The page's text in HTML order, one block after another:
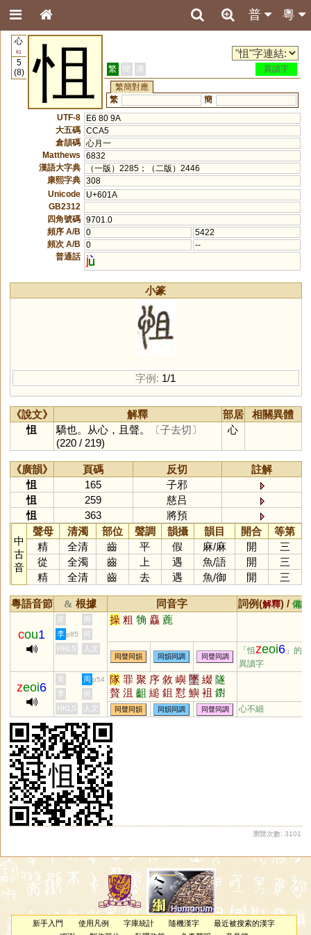
粵
普
心
61
5
(8)
怚 繁 簡 港
異讀字
繁簡對應
繁
簡
UTF-8
E6 80 9A
大五碼 CCA5
倉頡碼 心月一
Matthews
6832
漢語大字典
（一版）2285；（二版）2446
康熙字典 308
Unicode
U+601A
GB2312
四角號碼 9701.0
頻序 A/B
0
5422
頻次 A/B
0
--
普通話
j
小篆
字例: 1/1
《說文》 解釋 部居
相關異體
怚
驕也。从心，且聲。
〔子去切〕
(220 / 219)
心
《廣韻》 頁碼 反切
註解
怚
165
子邪
怚
259
慈吕
怚
363 將預
中
古
音
聲母 清濁 部位 聲調 韻攝 韻目 開合
等第
精
全清 齒 平 假 麻/麻 開
三
從
全濁 齒 上 遇 魚/語 開
三
精
全清 齒 去 遇 魚/御 開 三
粵語音節 & 根據 同音字 詞例(解釋) / 備註
cou1
黃 周 操 粗 觕 麤 蔍
李 p85
何
HKLS
人文
同聲同韻 同韻同調 同聲同調
「怚zeoi6 」的
異讀字
zeoi6
黃 周 p54 隊 罪 聚 序 敘 嶼 墜 綴 隧
贅 沮 齟 縋 鉏 懟 鱮 袓 鑆
焣 檌 娷 垿 沀 蕞 芧 藇 諈
膇 硾 漵 甀
李
何
HKLS
人文 同聲同韻 同韻同調 同聲同調 心不細
瀏覽次數: 3101
新手入門 使用凡例 字庫統計 隨機漢字
最近被搜索的漢字